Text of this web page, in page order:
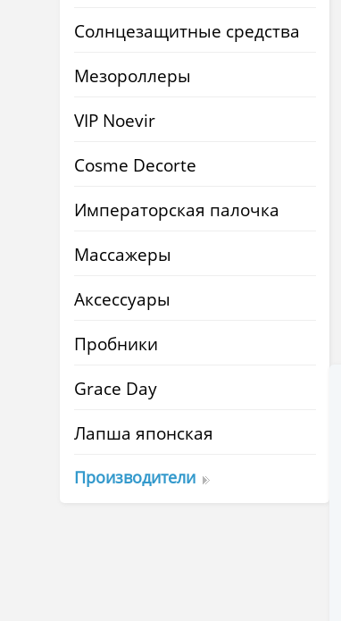
Солнцезащитные средства
Мезороллеры
VIP Noevir
Cosme Decorte
Императорская палочка
Массажеры
Аксессуары
Пробники
Grace Day
Лапша японская
Производители